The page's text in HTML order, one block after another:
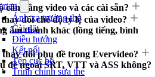
Ánh xạ trường thẻ
Cài đặt
Điều hướng
Kết nối
Tệp cục bộ
Trình chỉnh sửa thẻ
bằng video và các cài sẵn?
đổi chế độ tỷ lệ của video?
âm thanh khác (lồng tiếng, bình
đổi phụ đề trong Evervideo?
đề ngoài SRT, VTT và ASS không?